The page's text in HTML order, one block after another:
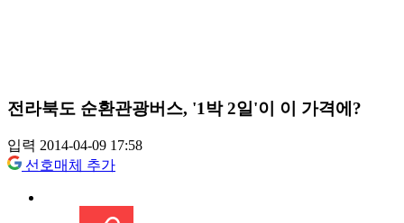
전라북도 순환관광버스, '1박 2일'이 이 가격에?
입력 2014-04-09 17:58
선호매체 추가